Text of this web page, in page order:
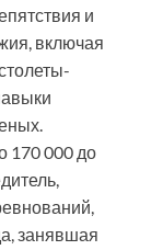
и
включая
170 000 до
занявшая